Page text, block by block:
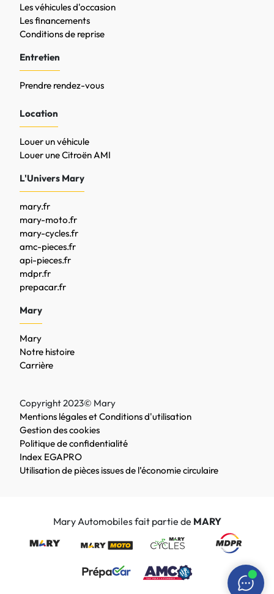
Les véhicules d'occasion
Les financements
Conditions de reprise
Entretien
Prendre rendez-vous
Location
Louer un véhicule
Louer une Citroën AMI
L'Univers Mary
mary.fr
mary-moto.fr
mary-cycles.fr
amc-pieces.fr
api-pieces.fr
mdpr.fr
prepacar.fr
Mary
Mary
Notre histoire
Carrière
Copyright 2023© Mary
Mentions légales et Conditions d'utilisation
Gestion des cookies
Politique de confidentialité
Index EGAPRO
Utilisation de pièces issues de l’économie circulaire
Mary Automobiles fait partie de MARY